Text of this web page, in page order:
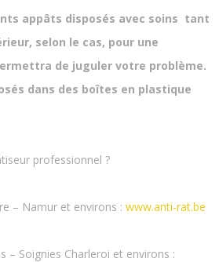
appâts disposés avec soins tant
selon le cas, pour une
de juguler votre problème.
dans des boîtes en plastique
professionnel ?
– Namur et environs :www.anti-rat.be
– Soignies Charleroi et environs :